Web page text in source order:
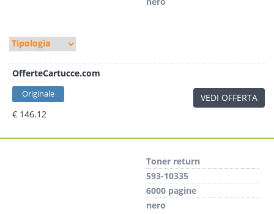
OfferteCartucce.com
Originale
€ 146.12
VEDI OFFERTA
Toner return
593-10335
6000 pagine
nero